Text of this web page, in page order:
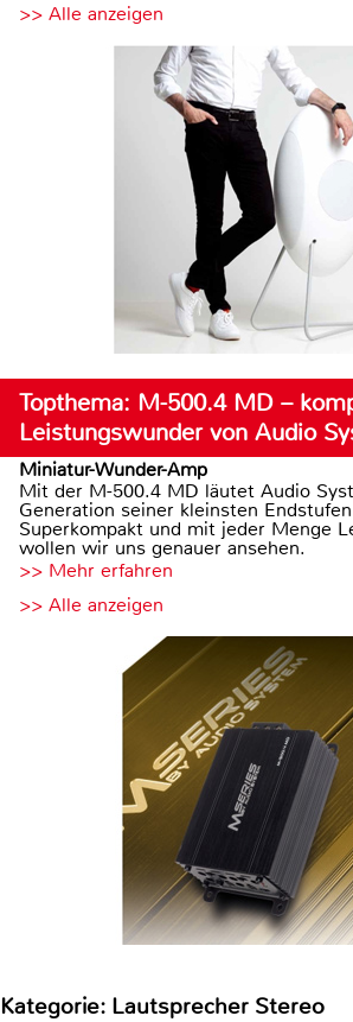
>> Alle anzeigen
Topthema: M-500.4 MD –
Leistungswunder von Audio
Miniatur-Wunder-Amp
Mit der M-500.4 MD läutet Audio
Generation seiner kleinsten
Superkompakt und mit jeder Menge
wollen wir uns genauer ansehen.
>> Mehr erfahren
>> Alle anzeigen
Kategorie: Lautsprecher Stereo